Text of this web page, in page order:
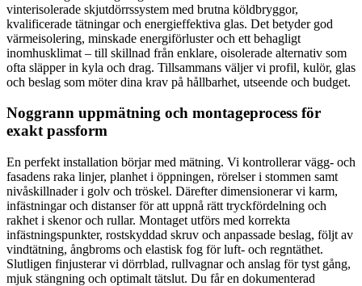
vinterisolerade skjutdörrssystem med brutna köldbryggor,
kvalificerade tätningar och energieffektiva glas. Det betyder god
värmeisolering, minskade energiförluster och ett behagligt
inomhusklimat – till skillnad från enklare, oisolerade alternativ som
ofta släpper in kyla och drag. Tillsammans väljer vi profil, kulör, glas
och beslag som möter dina krav på hållbarhet, utseende och budget.
Noggrann uppmätning och montageprocess för
exakt passform
En perfekt installation börjar med mätning. Vi kontrollerar vägg- och
fasadens raka linjer, planhet i öppningen, rörelser i stommen samt
nivåskillnader i golv och tröskel. Därefter dimensionerar vi karm,
infästningar och distanser för att uppnå rätt tryckfördelning och
rakhet i skenor och rullar. Montaget utförs med korrekta
infästningspunkter, rostskyddad skruv och anpassade beslag, följt av
vindtätning, ångbroms och elastisk fog för luft- och regntäthet.
Slutligen finjusterar vi dörrblad, rullvagnar och anslag för tyst gång,
mjuk stängning och optimalt tätslut. Du får en dokumenterad